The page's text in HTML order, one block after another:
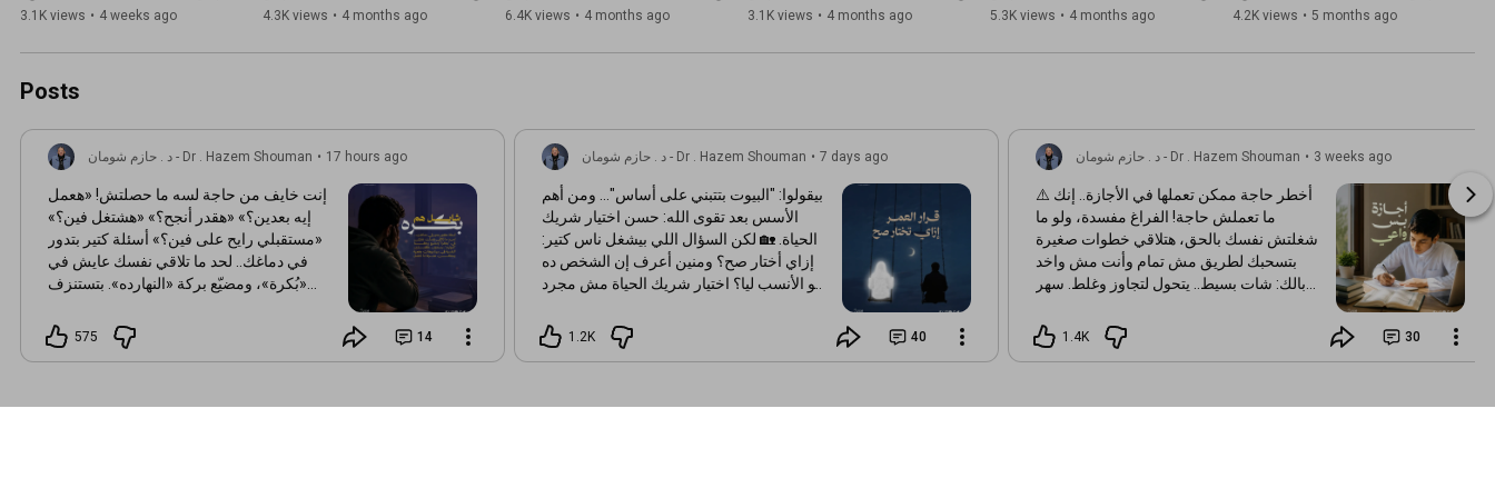
📜 حازم شومان، داعية إسلامي وطبيب مصري، ولد في 10 ديسمبر
السلاب في مدينة المنصورة وكان يحضر آلاف الشباب له، قدّم عدة
A Conversation wit...
3.1K views • 4 weeks ago
رمضان 1446 هـ4.3K views • 4 months ago
١٤٤٦ هـ
6.4K views • 4 months ago
@MohammadGalalEladl
3.1K views • 4 months ago
@MohammadGalalEladl
5.3K views • 4 months ago
4.2K views • 5 months ago
Posts
د . حازم شومان - Dr . Hazem Shouman • 17 hours ago
إنت خايف من حاجة لسه ما حصلتش! «هعمل
إيه بعدين؟» «هقدر أنجح؟» «هشتغل فين؟»
«مستقبلي رايح على فين؟» أسئلة كتير بتدور
في دماغك.. لحد ما تلاقي نفسك عايش في
«بُكرة»، ومضيّع بركة «النهارده». بتستنزف
تحصلش! اهدَى.. ورتّب أفكارك. ❤️ ربنا طلب
منك السعي والأخذ بالأسباب، لكن ما طلبش
575 14
د . حازم شومان - Dr . Hazem Shouman • 7 days ago
بيقولوا: "البيوت بتتبني على أساس"... ومن أهم
الأسس بعد تقوى الله: حسن اختيار شريك
الحياة. 🏡 لكن السؤال اللي بيشغل ناس كتير:
إزاي أختار صح؟ ومنين أعرف إن الشخص ده
هو الأنسب ليا؟ اختيار شريك الحياة مش مجرد
أسرة كاملة. هل التوافق وحده كفاية؟ إيه
العلامات اللي تدل على حسن الدين والخلق؟
1.2K 40
د . حازم شومان - Dr . Hazem Shouman • 3 weeks ago
⚠️ أخطر حاجة ممكن تعملها في الأجازة.. إنك
ما تعملش حاجة! الفراغ مفسدة، ولو ما
شغلتش نفسك بالحق، هتلاقي خطوات صغيرة
بتسحبك لطريق مش تمام وأنت مش واخد
بالك: شات بسيط.. يتحول لتجاوز وغلط. سهر
وشاشات.. تؤذي قلبك وتطفي نور الإيمان
جواه. الحل؟ خطط ليومك بـ 4 حاجات: حفظ
1.4K 30